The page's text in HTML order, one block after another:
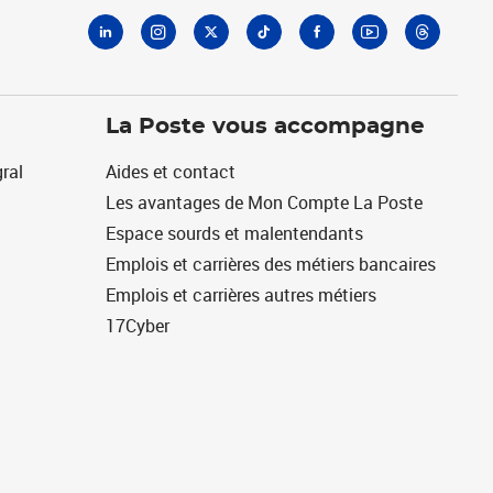
La Poste vous accompagne
Aides et contact
Les avantages de Mon Compte La Poste
Espace sourds et malentendants
Emplois et carrières des métiers bancaires
Emplois et carrières autres métiers
17Cyber